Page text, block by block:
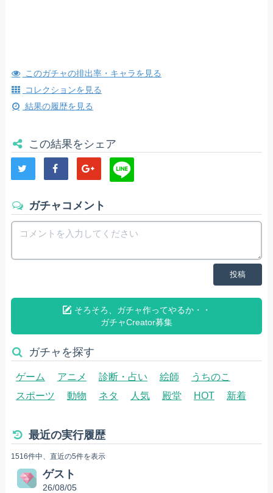
このガチャの排出率・キャラを見る
コレクションを見る
結果の履歴を見る
この結果をシェア
ガチャコメント
投稿
そろそろ、ガチャ作ってやるか・・
ガチャCreator募集
ガチャを探す
ゲーム アニメ 診断・占い 絵師
うちのこ
スポーツ
動物 ネタ 人気 殿堂 HOT 新着
最近の実行履歴
1516件中、直近の5件を表示
ゲスト
26/08/05